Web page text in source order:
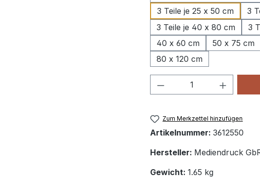
3 Teile je 25 x 50 cm
3
3 Teile je 40 x 80 cm
3
40 x 60 cm
50 x 75 cm
80 x 120 cm
Produkt Anzahl:
Zum Merkzettel hinzufügen
Artikelnummer: 3612550
Hersteller: Mediendruck
Gewicht: 1.65 kg